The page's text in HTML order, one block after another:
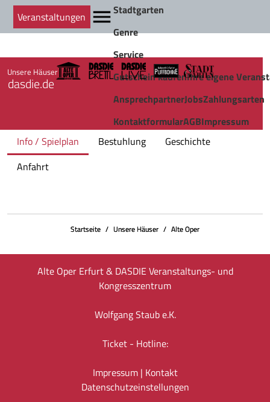
Veranstaltungen
Stadtgarten
Genre
Service
Gutschein kaufenIhre eigene
AnsprechpartnerJobsZahlungsarten
KontaktformularAGBImpressum
Unsere Häuser
dasdie.de
Info / Spielplan Bestuhlung
Geschichte
Anfahrt
Startseite Unsere Häuser Alte Oper
Alte Oper Erfurt & DASDIE Veranstaltungs- und
Kongresszentrum
Wolfgang Staub e.K.
Ticket - Hotline:
Impressum| Kontakt
Datenschutz­einstellungen